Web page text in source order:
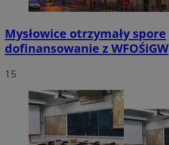
Mysłowice otrzymały spore
dofinansowanie z WFOŚiGW
15